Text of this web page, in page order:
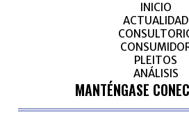
INICIO
ACTUALIDAD
PLEITOS
ANÁLISIS
MANTÉNGASE